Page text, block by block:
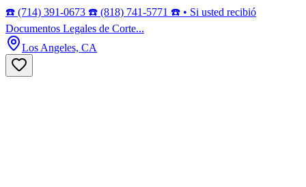
☎️ (714) 391-0673 ☎️ (818) 741-5771 ☎️ • Si usted recibió
Documentos Legales de Corte...
Los Angeles, CA